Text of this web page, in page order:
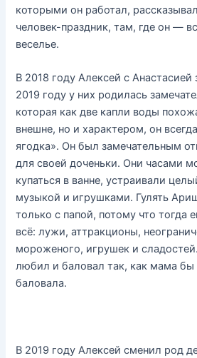
которыми он работал,
человек-праздник, там, где он —
веселье.
В 2018 году Алексей с
2019 году у них родилась
которая как две капли воды
внешне, но и характером, он
ягодка». Он был замечательным
для своей доченьки. Они часами
купаться в ванне, устраивали
музыкой и игрушками. Гулять
только с папой, потому что тогда
всё: лужи, аттракционы,
мороженого, игрушек и
любил и баловал так, как мама бы
баловала.
В 2019 году Алексей сменил род